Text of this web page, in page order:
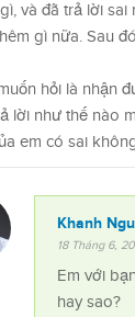
và đã trả lời sai
gì nữa. Sau
hỏi là nhận
lời như thế nào
em có sai
Khanh
18 Tháng 6,
Em với
hay sao?